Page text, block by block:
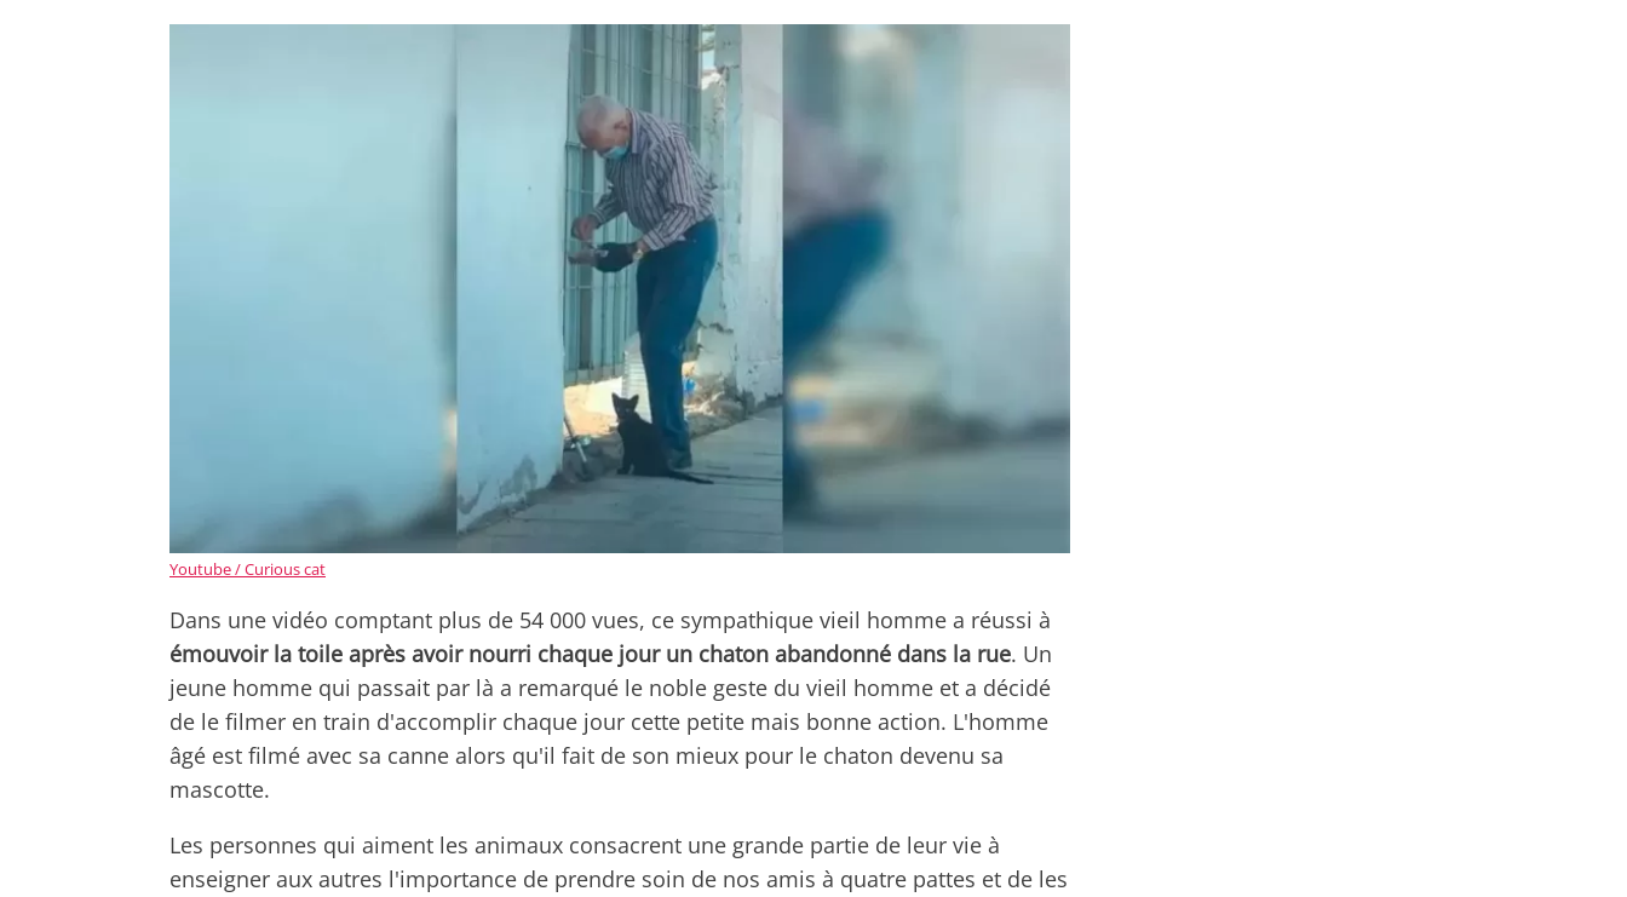
Youtube / Curious cat
Dans une vidéo comptant plus de 54 000 vues, ce sympathique vieil homme a réussi à
émouvoir la toile après avoir nourri chaque jour un chaton abandonné dans la rue. Un
jeune homme qui passait par là a remarqué le noble geste du vieil homme et a décidé
de le filmer en train d'accomplir chaque jour cette petite mais bonne action. L'homme
âgé est filmé avec sa canne alors qu'il fait de son mieux pour le chaton devenu sa
mascotte.
Les personnes qui aiment les animaux consacrent une grande partie de leur vie à
enseigner aux autres l'importance de prendre soin de nos amis à quatre pattes et de les